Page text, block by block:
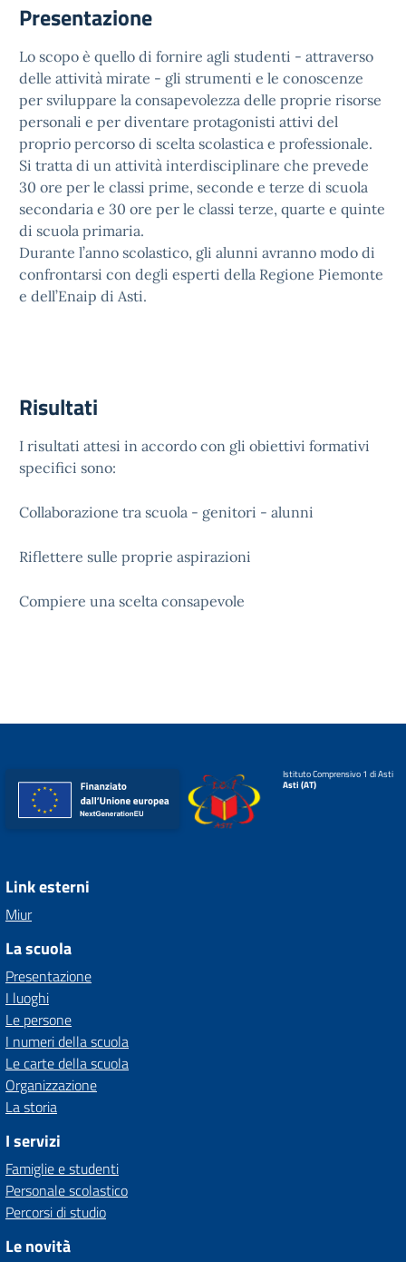
Presentazione
Lo scopo è quello di fornire agli studenti - attraverso
delle attività mirate - gli strumenti e le conoscenze
per sviluppare la consapevolezza delle proprie risorse
personali e per diventare protagonisti attivi del
proprio percorso di scelta scolastica e professionale.
Si tratta di un attività interdisciplinare che prevede
30 ore per le classi prime, seconde e terze di scuola
secondaria e 30 ore per le classi terze, quarte e quinte
di scuola primaria.
Durante l’anno scolastico, gli alunni avranno modo di
confrontarsi con degli esperti della Regione Piemonte
e dell’Enaip di Asti.
Risultati
I risultati attesi in accordo con gli obiettivi formativi
specifici sono:
Collaborazione tra scuola - genitori - alunni
Riflettere sulle proprie aspirazioni
Compiere una scelta consapevole
Istituto Comprensivo 1 di Asti
Asti (AT)
Link esterni
Miur
La scuola
Presentazione
I luoghi
Le persone
I numeri della scuola
Le carte della scuola
Organizzazione
La storia
I servizi
Famiglie e studenti
Personale scolastico
Percorsi di studio
Le novità